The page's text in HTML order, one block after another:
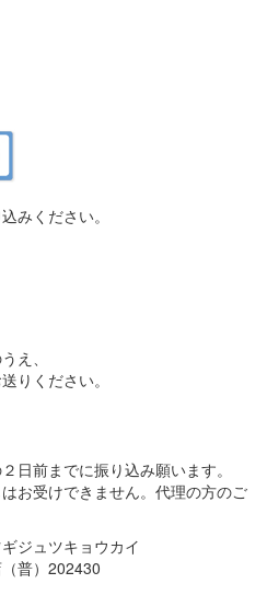
みください。
え、
りください。
日前までに振り込み願います。
お受けできません。代理の方のご
ジュツキョウカイ
普）202430